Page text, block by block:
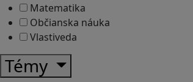
Matematika
Občianska náuka
Vlastiveda
Témy